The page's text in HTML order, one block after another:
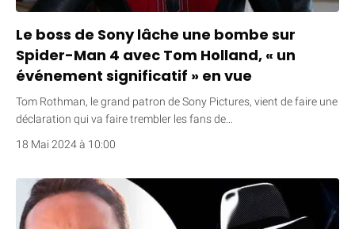
Le boss de Sony lâche une bombe sur
Spider-Man 4 avec Tom Holland, « un
événement significatif » en vue
Tom Rothman, le grand patron de Sony Pictures, vient de faire une
déclaration qui va faire trembler les fans de…
18 Mai 2024 à 10:00